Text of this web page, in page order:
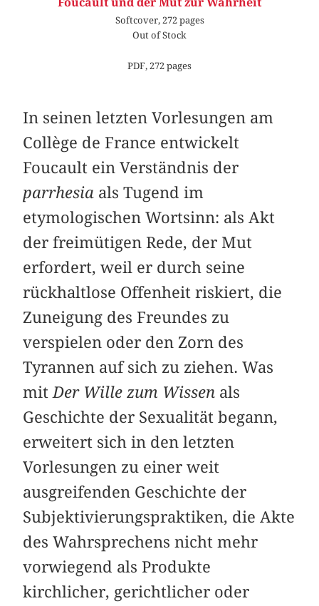
Softcover, 272 pages
Out of Stock
PDF, 272 pages
In seinen letzten Vorlesungen am
Collège de France entwickelt
Foucault ein Verständnis der
parrhesia als Tugend im
etymologischen Wortsinn: als Akt
der freimütigen Rede, der Mut
erfordert, weil er durch seine
rückhaltlose Offenheit riskiert, die
Zuneigung des Freundes zu
verspielen oder den Zorn des
Tyrannen auf sich zu ziehen. Was
mit Der Wille zum Wissen als
Geschichte der Sexualität begann,
erweitert sich in den letzten
Vorlesungen zu einer weit
ausgreifenden Geschichte der
Subjektivierungspraktiken, die Akte
des Wahrsprechens nicht mehr
vorwiegend als Produkte
kirchlicher, gerichtlicher oder